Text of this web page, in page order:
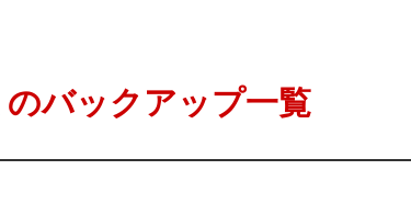
のバックアップ一覧